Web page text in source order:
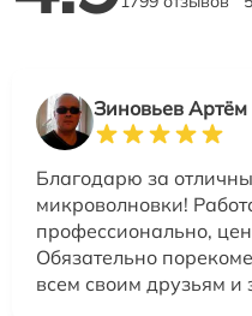
Зиновьев Артём
Благодарю за
микроволновки!
профессионально,
Обязательно
всем своим друзьям и